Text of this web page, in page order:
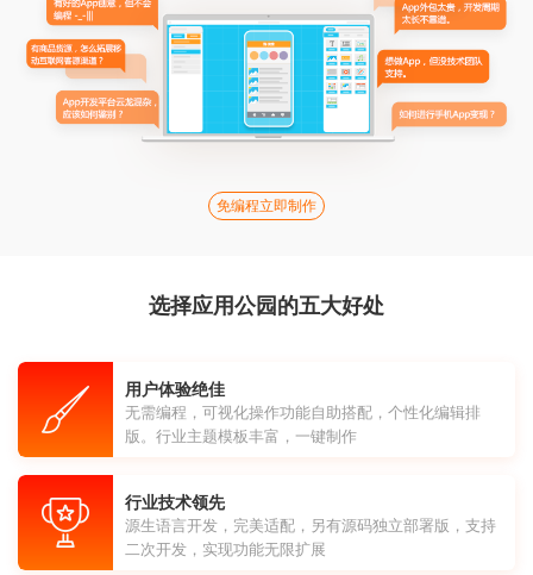
免编程立即制作
选择应用公园的五大好处
用户体验绝佳
无需编程，可视化操作功能自助搭配，个性化编辑排
版。行业主题模板丰富，一键制作
行业技术领先
源生语言开发，完美适配，另有源码独立部署版，支持
二次开发，实现功能无限扩展